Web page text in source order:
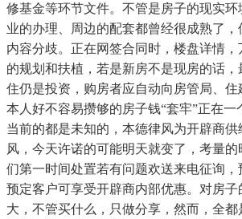
修基金等环节文件。不管是房子的现实
业的办理、周边的配套都曾经很成熟了，
内容分歧。正在网签合同时，楼盘详情
的规划和扶植，若是新房不是现房的话，
住仍是投资，购房者应自动向房管局、
本人好不容易攒够的房子钱“套牢”正在一
当前的都是未知的，本德律风为开辟商
风，今天许诺的可能明天就变了，考量
们第一时间处置若有问题欢送来电征询，
预定客户可享受开辟商内部优惠。对房子
大，不管买什么，只做分享，然而，全